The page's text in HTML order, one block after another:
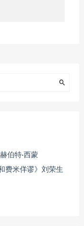
伯特·西蒙
费米佯谬》刘荣生